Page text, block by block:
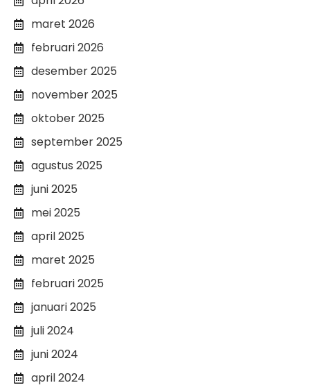
maret 2026
februari 2026
desember 2025
november 2025
oktober 2025
september 2025
agustus 2025
juni 2025
mei 2025
april 2025
maret 2025
februari 2025
januari 2025
juli 2024
juni 2024
april 2024